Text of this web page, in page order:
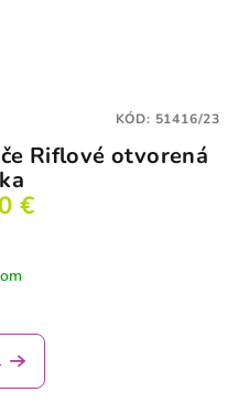
Riflové otvorená
€
KÓD: 51416/23